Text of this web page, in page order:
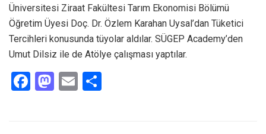
Üniversitesi Ziraat Fakültesi Tarım Ekonomisi Bölümü
Öğretim Üyesi Doç. Dr. Özlem Karahan Uysal’dan Tüketici
Tercihleri konusunda tüyolar aldılar. SÜGEP Academy’den
Umut Dilsiz ile de Atölye çalışması yaptılar.
F
M E